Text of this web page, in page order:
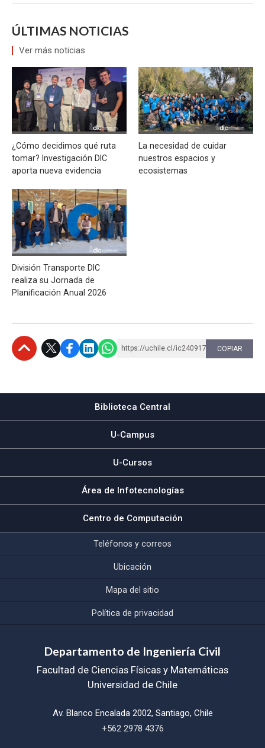
ÚLTIMAS NOTICIAS
Ver más noticias
¿Cómo decidimos qué ruta
tomar? Investigación DIC
aporta nueva evidencia
La necesidad de cuidar
nuestros espacios y
ecosistemas
División Transporte DIC
realiza su Jornada de
Planificación Anual 2026
https://uchile.cl/ic240917 COPIAR
Biblioteca Central
U-Campus
U-Cursos
Área de Infotecnologías
Centro de Computación
Teléfonos y correos
Ubicación
Mapa del sitio
Política de privacidad
Departamento de Ingeniería Civil
Facultad de Ciencias Físicas y Matemáticas
Universidad de Chile
Av. Blanco Encalada 2002, Santiago, Chile
+562 2978 4376